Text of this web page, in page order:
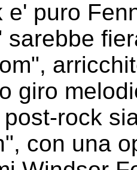
e' puro
sarebbe
giro
rock
con una